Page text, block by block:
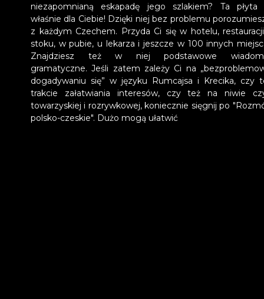
niezapomnianą eskapadę jego szlakiem? Ta płyta
właśnie dla Ciebie! Dzięki niej bez problemu
z każdym Czechem. Przyda Ci się w hotelu,
stoku, w pubie, u lekarza i jeszcze w 100 innych
Znajdziesz też w niej podstawowe
gramatyczne. Jeśli zatem zależy Ci na
dogadywaniu się” w języku Rumcajsa i Krecika, czy
trakcie załatwiania interesów, czy też na niwie
towarzyskiej i rozrywkowej, koniecznie sięgnij po
polsko-czeskie". Dużo mogą ułatwić